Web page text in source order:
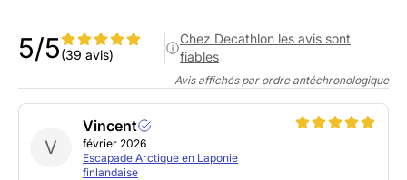
5/5(39 avis)
Chez Decathlon les avis sont
fiables
Avis affichés par ordre antéchronologique
V
Vincent
février 2026
Escapade Arctique en Laponie
finlandaise